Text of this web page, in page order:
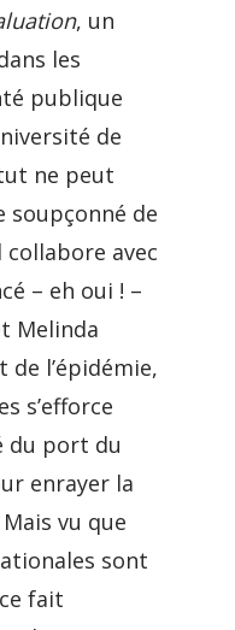
, un
les
publique
de
ne peut
soupçonné de
avec
– eh oui ! –
Melinda
de l’épidémie,
s’efforce
du port du
enrayer la
vu que
sont
fait